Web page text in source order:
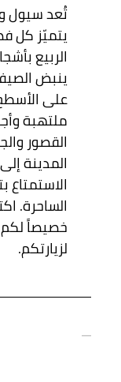
تُعد سيول
يتميّز كل
الربيع
ينبض
على
ملتهبة
القصور
المدينة
الاستمتاع
الساحرة.
خصيصاً لكم
لزيارتكم.